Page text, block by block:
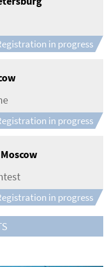
in progress
in progress
in progress